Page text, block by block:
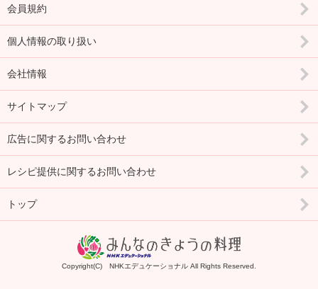
会員規約
個人情報の取り扱い
会社情報
サイトマップ
広告に関するお問い合わせ
レシピ提供に関するお問い合わせ
トップ
Copyright(C) NHKエデュケーショナル All Rights Reserved.